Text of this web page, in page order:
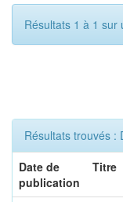
Résultats 1 à 1 sur
Résultats trouvés :
Date de
publication
Titre